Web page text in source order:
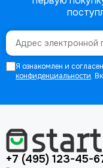
Я ознакомлен и
конфиденциальности.
+7 (495) 123-45-